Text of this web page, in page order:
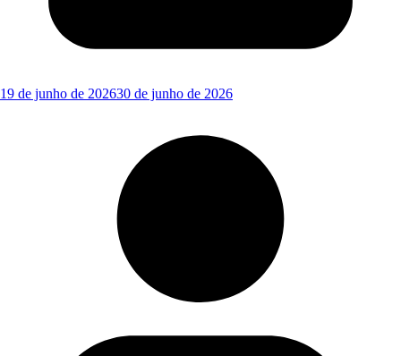
19 de junho de 202630 de junho de 2026